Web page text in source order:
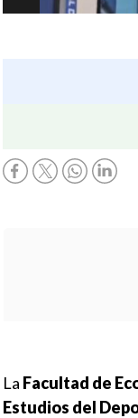
La Facultad de
Estudios del